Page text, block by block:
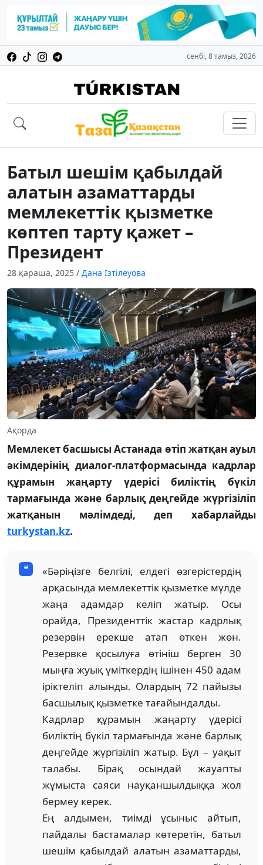
сенбі, 8 тамыз, 2026
Батыл шешім қабылдай
алатын азаматтарды
мемлекеттік қызметке
көптеп тарту қажет –
Президент
28 қараша, 2025 / Дана Ізтілеуова
Ақорда
Мемлекет басшысы Астанада өтіп жатқан ауыл
әкімдерінің диалог-платформасында кадрлар
құрамын жаңарту үдерісі биліктің бүкіл
тармағында және барлық деңгейде жүргізіліп
жатқанын мәлімдеді, деп хабарлайды
turkystan.kz.
«Бәріңізге белгілі, елдегі өзгерістердің
арқасында мемлекеттік қызметке мүлде
жаңа адамдар келіп жатыр. Осы
орайда, Президенттік жастар кадрлық
резервін ерекше атап өткен жөн.
Резервке қосылуға өтініш берген 30
мыңға жуық үміткердің ішінен 450 адам
іріктеліп алынды. Олардың 72 пайызы
басшылық қызметке тағайындалды.
Кадрлар құрамын жаңарту үдерісі
биліктің бүкіл тармағында және барлық
деңгейде жүргізіліп жатыр. Бұл – уақыт
талабы. Бірақ осындай жауапты
жұмыста саяси науқаншылдыққа жол
бермеу керек.
Ең алдымен, тиімді ұсыныс айтып,
пайдалы бастамалар көтеретін, батыл
шешім қабылдай алатын азаматтарды,